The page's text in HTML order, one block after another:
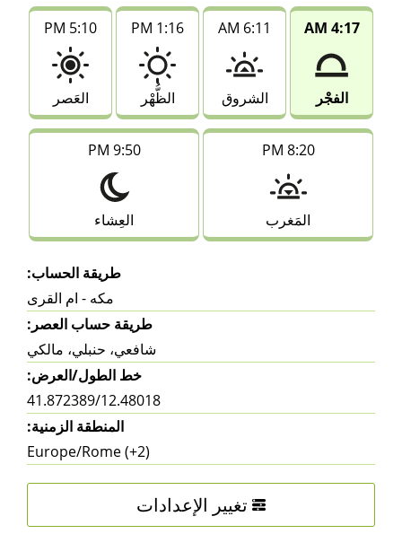
4:17 AM
الفجْر
6:11 AM
الشروق
1:16 PM
الظُّهْر
5:10 PM
العَصر
8:20 PM
المَغرب
9:50 PM
العِشاء
طريقة الحساب:
مكه - ام القرى
طريقة حساب العصر:
شافعي، حنبلي، مالكي
خط الطول/العرض:
41.872389/12.48018
المنطقة الزمنية:
Europe/Rome (+2)
تغيير الإعدادات